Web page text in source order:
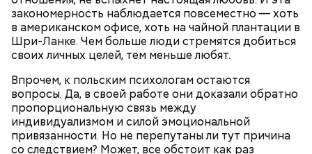
закономерность наблюдается повсеместно — хоть
в американском офисе, хоть на чайной плантации в
Шри-Ланке. Чем больше люди стремятся добиться
своих личных целей, тем меньше любят.
Впрочем, к польским психологам остаются
вопросы. Да, в своей работе они доказали обратно
пропорциональную связь между
индивидуализмом и силой эмоциональной
привязанности. Но не перепутаны ли тут причина
со следствием? Может, все обстоит как раз
кабачок;
брынза;
растительное масло;
помидоры черри либо грунтовые.
нитратов, которое вызовет головокружение,
гипоксию и ухудшение физического состояния, —
предостерегла Соломатина.